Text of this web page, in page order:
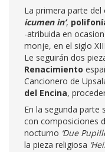
La primera parte
icumen in’,
-atribuida en
monje, en el siglo
Le seguirán dos
Renacimiento
Cancionero de
del Encina,
En la segunda parte
con composiciones
nocturno ‘Due
la pieza religiosa